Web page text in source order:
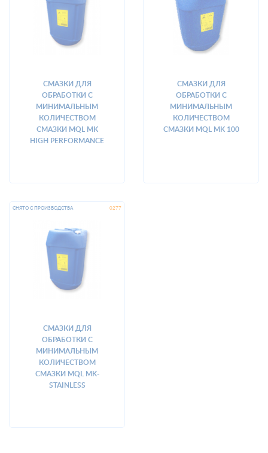
СМАЗКИ ДЛЯ
ОБРАБОТКИ С
МИНИМАЛЬНЫМ
КОЛИЧЕСТВОМ
СМАЗКИ MQL MK
HIGH PERFORMANCE
СМАЗКИ ДЛЯ
ОБРАБОТКИ С
МИНИМАЛЬНЫМ
КОЛИЧЕСТВОМ
СМАЗКИ MQL MK 100
СМАЗКИ ДЛЯ
ОБРАБОТКИ С
МИНИМАЛЬНЫМ
КОЛИЧЕСТВОМ
СМАЗКИ MQL MK-
STAINLESS